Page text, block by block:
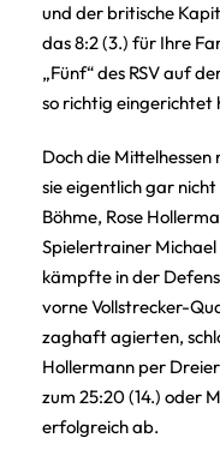
und der britische
das 8:2 (3.) für Ihre
„Fünf“ des RSV auf
so richtig eingerichtet
Doch die Mittelhessen
sie eigentlich gar
Böhme, Rose
Spielertrainer
kämpfte in der
vorne Vollstrecker-
zaghaft agierten,
Hollermann per
zum 25:20 (14.) oder
erfolgreich ab.